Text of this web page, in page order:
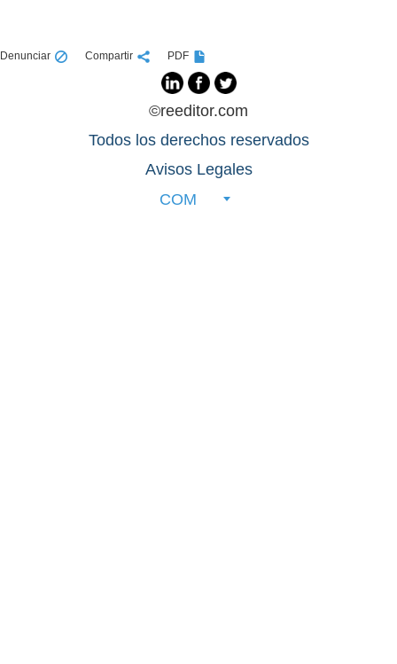
Denunciar Compartir PDF
©reeditor.com
Todos los derechos reservados
Avisos Legales